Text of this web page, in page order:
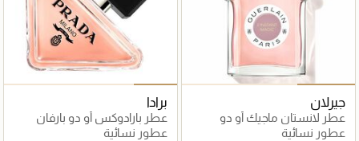
جيرلان
عطر لانستان ماجيك أو دو
بارفان 75مل
عطور نسائية
برادا
عطر بارادوكس أو دو بارفان
عطور نسائية